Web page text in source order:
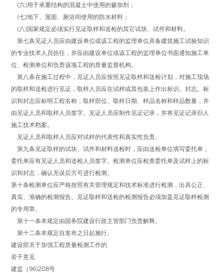
(六)用于承重结构的混凝土中使用的掺加剂；
(七)地下、屋面、厕浴间使用的防水材料；
(八)国家规定必须实行见证取样和送检的其它试块、试件和材料。
第七条见证人员应由建设单位或该工程的监理单位具备建筑施工试验知识
的专业技术人员担任，并应由建设单位或该工程的监理单位书面通知施工单
位、检测单位和负责该项工程的质量监督机构。
第八条在施工过程中，见证人员应按照见证取样和送检计划，对施工现场
的取样和送检进行见证，取样人员应在试样或其包装上作出标识、封志。标
识和封志应标明工程名称，取样部位、取样日期、样品名称和样品数量，并
由见证人员和取样人员签字。见证人员应制作见证记录，并将见证记录归人
施工技术档案。
见证人员和取样人员应对试样的代表性和真实性负责。
第九条见证取样的试块、试件和材料送检时，应由送检单位填写委托单，
委托单应有见证人员和送检人员签字。检测单位应检查委托单及试样上的标
识和封志，确认无误后方可进行检测。
第十条检测单位应严格按照有关管理规定和技术标准进行检测，出具公正、
真实、准确的检测报告。见证取样和送检的检测报告必须加盖见证取样检测
的专用章。
第十一条本规定由国务院建设行政主管部门负责解释。
第十二条本规定自发布之日起施行。
建设部关于加强工程质量检测工作的
若干意见
建监（96)208号